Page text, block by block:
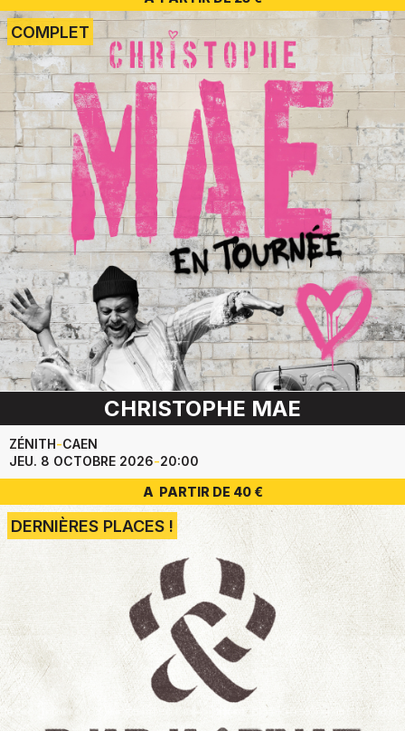
COMPLET
CHRISTOPHE MAE
ZÉNITH-CAEN
JEU. 8 OCTOBRE 2026-20:00
A PARTIR DE 40 €
DERNIÈRES PLACES !